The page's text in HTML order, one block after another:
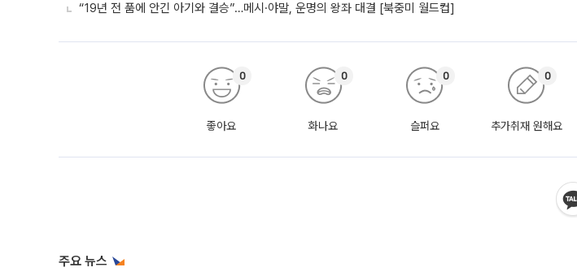
“19년 전 품에 안긴 아기와 결승”…메시·야말, 운명의 왕좌 대결 [북중미 월드컵]
좋아요
0
화나요
0
슬퍼요
0
추가취재 원해요
0
주요 뉴스